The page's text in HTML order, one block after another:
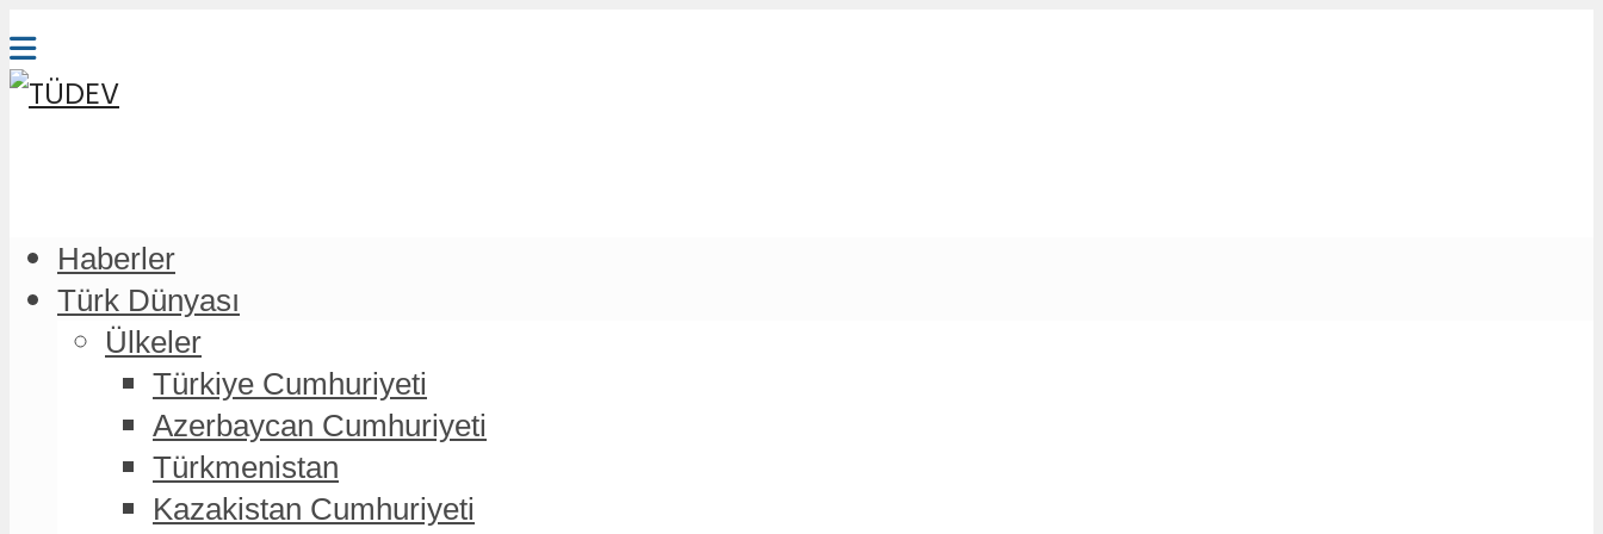
Haberler
Türk Dünyası
Ülkeler
Türkiye Cumhuriyeti
Azerbaycan Cumhuriyeti
Türkmenistan
Kazakistan Cumhuriyeti